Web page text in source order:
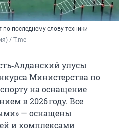
последнему слову техники
/ T.me
улусы
Министерства по
на оснащение
в 2026 году. Все
— оснащены
и комплексами